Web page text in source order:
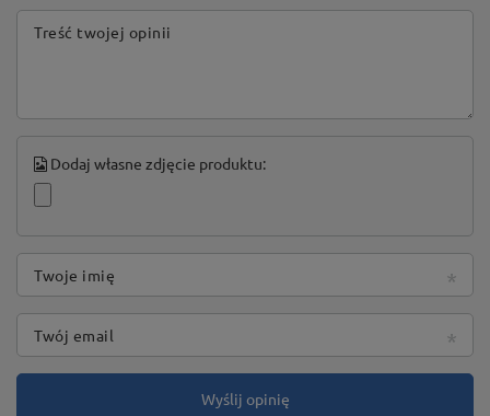
Treść twojej opinii
Dodaj własne zdjęcie produktu:
Twoje imię
Twój email
Wyślij opinię